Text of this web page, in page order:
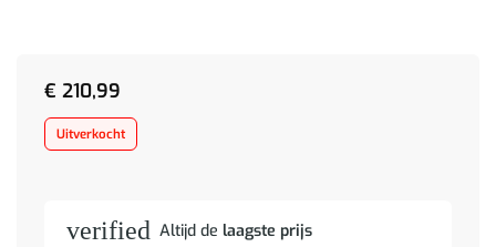
€ 210,99
Uitverkocht
verified Altijd de laagste prijs